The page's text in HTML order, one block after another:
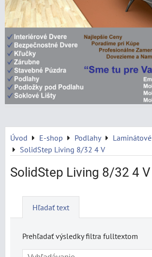
Úvod E-shop Podlahy Laminátové
SolidStep Living 8/32 4 V
SolidStep Living 8/32 4 V
Hľadať text
Prehľadať výsledky filtra fulltextom